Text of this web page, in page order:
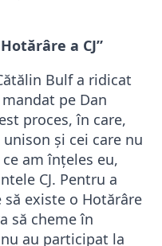
a CJ”
Bulf a ridicat
pe Dan
proces, în care,
și cei care nu
am înțeles eu,
CJ. Pentru a
existe o Hotărâre
să cheme în
au participat la